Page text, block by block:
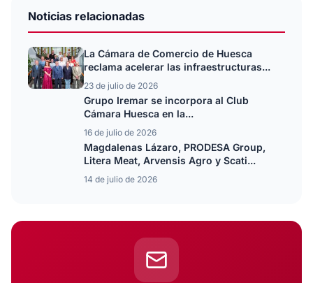
Noticias relacionadas
La Cámara de Comercio de Huesca
reclama acelerar las infraestructuras...
23 de julio de 2026
Grupo Iremar se incorpora al Club
Cámara Huesca en la...
16 de julio de 2026
Magdalenas Lázaro, PRODESA Group,
Litera Meat, Arvensis Agro y Scati...
14 de julio de 2026